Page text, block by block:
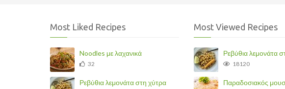
Most Liked Recipes
Noodles με λαχανικά
32
Ρεβύθια λεμονάτα στη χύτρα
Most Viewed Recipes
Ρεβύθια λεμονάτα
18120
Παραδοσιακός